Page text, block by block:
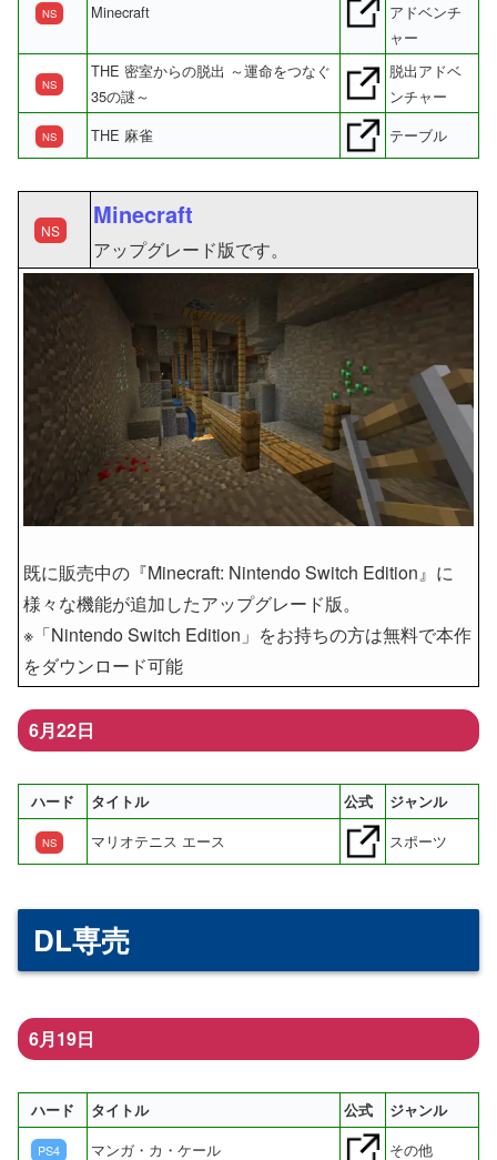
NS Minecraft
アドベンチ
ャー
NS
THE 密室からの脱出 ～運命をつなぐ
35の謎～
脱出アドベ
ンチャー
NS THE 麻雀 テーブル
NS
Minecraft
アップグレード版です。
既に販売中の『Minecraft: Nintendo Switch Edition』に
様々な機能が追加したアップグレード版。
※「Nintendo Switch Edition」をお持ちの方は無料で本作
をダウンロード可能
6月22日
ハード タイトル 公式 ジャンル
NS マリオテニス エース スポーツ
DL専売
6月19日
ハード タイトル 公式 ジャンル
PS4 マンガ・カ・ケール その他